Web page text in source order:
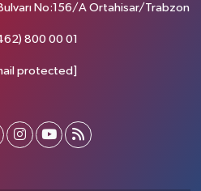
No:156/A Ortahisar/Trabzon
800 00 01
protected]